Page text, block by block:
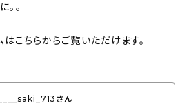
。
こちらからご覧いただけます。
さん